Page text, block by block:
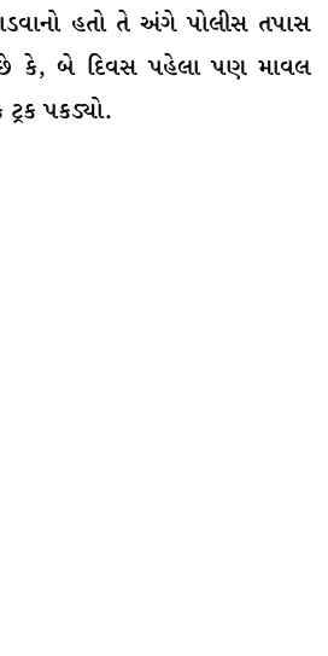
હતો તે અંગે પોલીસ તપાસ
છે કે, બે દિવસ પહેલા પણ માવલ
પકડ્યો.